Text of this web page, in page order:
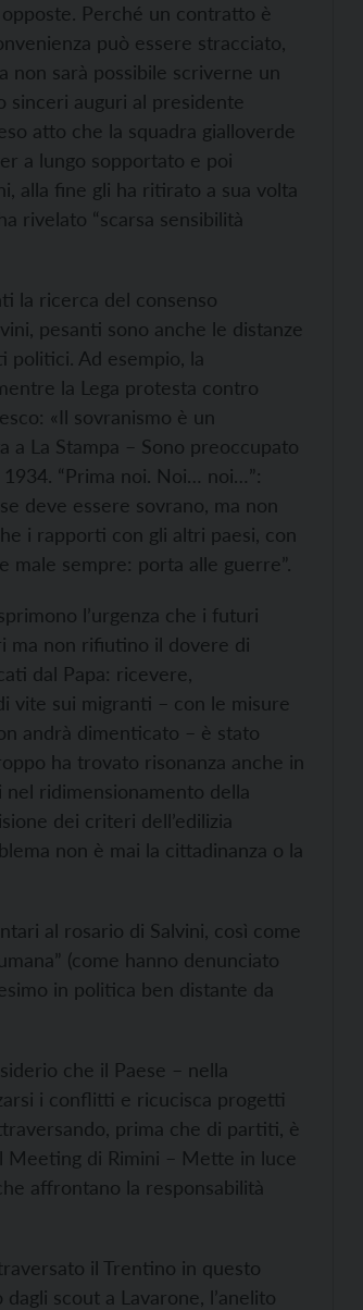
Perché un contratto è
può essere stracciato,
non sarà possibile scriverne un
sinceri auguri al presidente
atto che la squadra gialloverde
a lungo sopportato e poi
alla fine gli ha ritirato a sua volta
rivelato “scarsa sensibilità
la ricerca del consenso
pesanti sono anche le distanze
Ad esempio, la
la Lega protesta contro
«Il sovranismo è un
a La Stampa – Sono preoccupato
“Prima noi. Noi… noi…”:
deve essere sovrano, ma non
i rapporti con gli altri paesi, con
male sempre: porta alle guerre”.
l’urgenza che i futuri
ma non rifiutino il dovere di
dal Papa: ricevere,
vite sui migranti – con le misure
andrà dimenticato – è stato
ha trovato risonanza anche in
ridimensionamento della
dei criteri dell’edilizia
non è mai la cittadinanza o la
al rosario di Salvini, così come
(come hanno denunciato
in politica ben distante da
che il Paese – nella
i conflitti e ricucisca progetti
prima che di partiti, è
Meeting di Rimini – Mette in luce
affrontano la responsabilità
il Trentino in questo
scout a Lavarone, l’anelito